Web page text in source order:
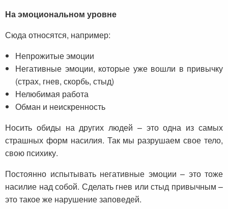
На эмоциональном уровне
Сюда относятся, например:
Непрожитые эмоции
Негативные эмоции, которые уже вошли в привычку
(страх, гнев, скорбь, стыд)
Нелюбимая работа
Обман и неискренность
Носить обиды на других людей – это одна из самых
страшных форм насилия. Так мы разрушаем свое тело,
свою психику.
Постоянно испытывать негативные эмоции – это тоже
насилие над собой. Сделать гнев или стыд привычным –
это такое же нарушение заповедей.